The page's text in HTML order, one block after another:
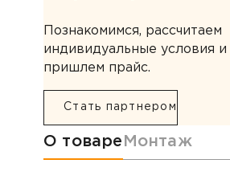
Познакомимся, рассчитаем
индивидуальные условия и
пришлем прайс.
Стать партнером
Информация о
О товаре Монтаж